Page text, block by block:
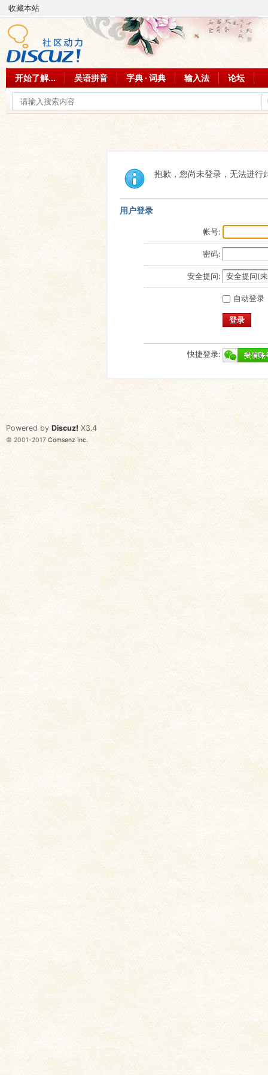
收藏本站
开始了解... 吴语拼音 字典 · 词典 输入法 论坛
抱歉，您尚未登录，无法进行
用户登录
帐号:
密码:
安全提问:
自动登录
登录
快捷登录:
Powered by Discuz! X3.4
© 2001-2017 Comsenz Inc.